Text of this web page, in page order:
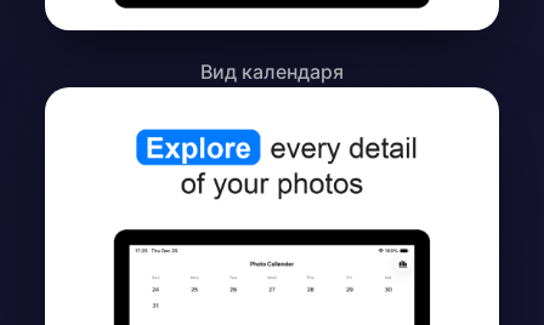
Вид календаря